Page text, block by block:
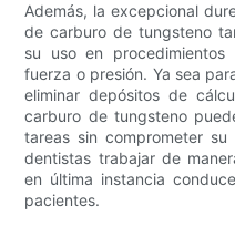
Además, la excepcional
de carburo de tungsteno
su uso en
fuerza o presión. Ya sea
eliminar depósitos de
carburo de tungsteno
tareas sin comprometer
dentistas trabajar de
en última instancia
pacientes.